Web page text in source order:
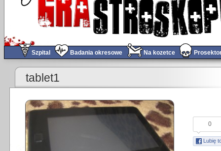
Szpital Badania okresowe Na kozetce
Ja kontra bieda-tablet
tablet1
0
Lubię